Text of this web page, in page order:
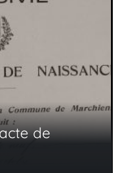
de